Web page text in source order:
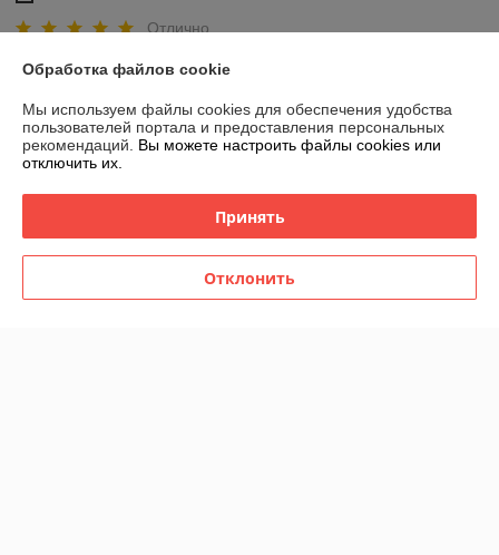
Отлично
Показать все отзывы
О нас
Контакты
График работы
Обработка файлов cookie
Мы используем файлы cookies для обеспечения удобства
пользователей портала и предоставления персональных
рекомендаций. Вы можете настроить файлы cookies или
отключить их.
Принять
Отклонить